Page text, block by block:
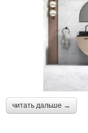
читать дальше →